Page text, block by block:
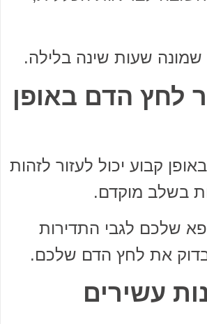
שמונה שעות שינה בלילה.
לחץ הדם באופן
קבוע יכול לעזור לזהות
בשלב מוקדם.
שלכם לגבי התדירות
את לחץ הדם שלכם.
עשירים